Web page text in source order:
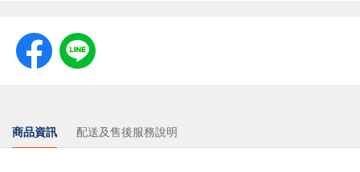
商品資訊 配送及售後服務說明